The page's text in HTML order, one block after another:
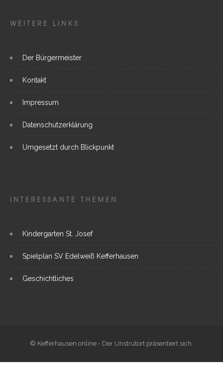
WEITERE LINKS
Der Bürgermeister
Kontakt
Impressum
Datenschutzerklärung
Umgesetzt durch Blickpunkt
INTERESSANTE THEMEN
Kindergarten St. Josef
Spielplan SV Edelweiß Kefferhausen
Geschichtliches
© Kefferhausen.online - Der Unstrutort präsentiert sich.